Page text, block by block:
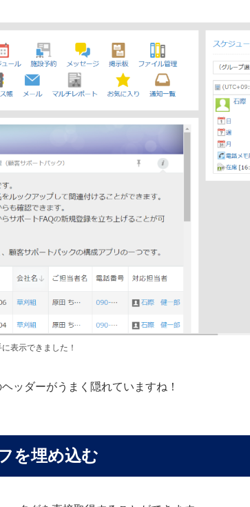
表示できました！
ッダーがうまく隠れていますね！
を埋め込む